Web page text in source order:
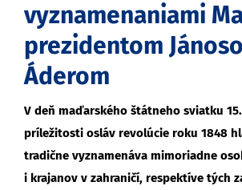
vyznamenaniami
prezidentom
Áderom
V deň maďarského štátneho sviatku
príležitosti osláv revolúcie roku 1848
tradične vyznamenáva mimoriadne
i krajanov v zahraničí, respektíve tých